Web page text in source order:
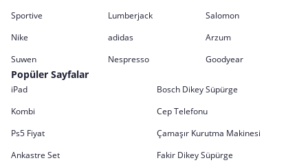
Sportive
Lumberjack
Salomon
Nike
adidas
Arzum
Suwen
Nespresso Goodyear
Popüler Sayfalar
iPad
Bosch Dikey Süpürge
Kombi
Cep Telefonu
Ps5 Fiyat
Çamaşır Kurutma Makinesi
Ankastre Set
Fakir Dikey Süpürge